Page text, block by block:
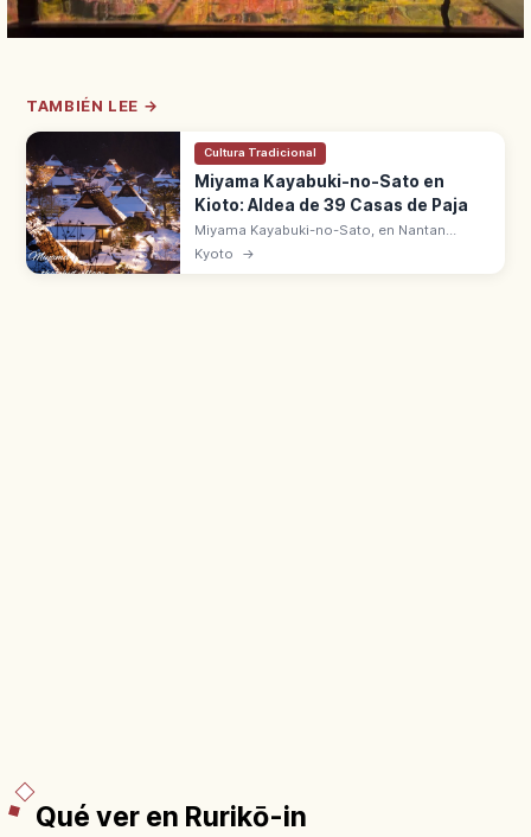
TAMBIÉN LEE →
Cultura Tradicional
Miyama Kayabuki-no-Sato en
Kioto: Aldea de 39 Casas de Paja
Miyama Kayabuki-no-Sato, en Nantan
(Kioto), conserva 39 casas tradicionales
con techo de paja. Estilo Kitayama, Distrito
Kyoto →
Qué ver en Rurikō-in